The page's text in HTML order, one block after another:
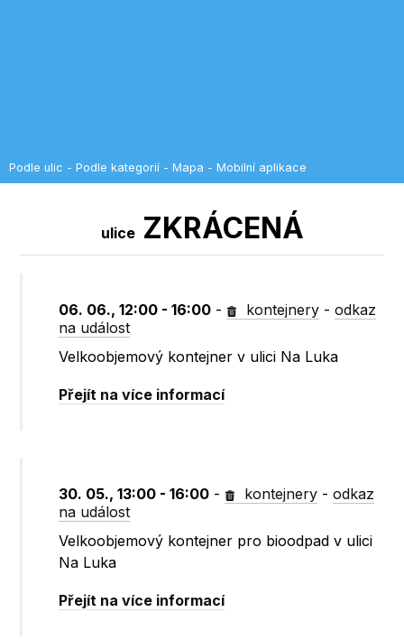
Podle ulic - Podle kategorií - Mapa - Mobilní aplikace
uliceZKRÁCENÁ
06. 06., 12:00 - 16:00 - kontejnery -odkaz
na událost
Velkoobjemový kontejner v ulici Na Luka
Přejít na více informací
30. 05., 13:00 - 16:00 - kontejnery -odkaz
na událost
Velkoobjemový kontejner pro bioodpad v ulici
Na Luka
Přejít na více informací